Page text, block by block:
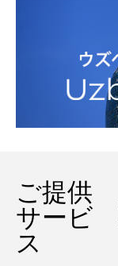
ご提供
サービ
ス